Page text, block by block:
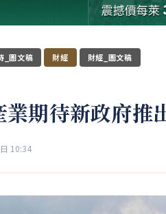
_圖文稿 財經 財經_圖文稿
業期待新政府推
10:34